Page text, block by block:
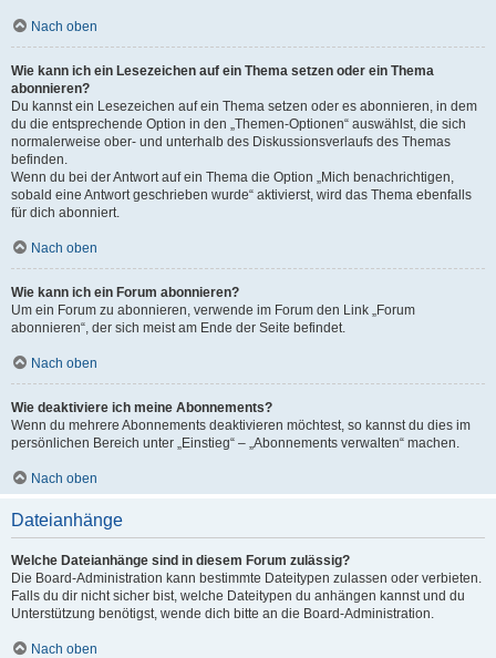
Nach oben
Wie kann ich ein Lesezeichen auf ein Thema setzen oder ein Thema
abonnieren?
Du kannst ein Lesezeichen auf ein Thema setzen oder es abonnieren, in dem
du die entsprechende Option in den „Themen-Optionen“ auswählst, die sich
normalerweise ober- und unterhalb des Diskussionsverlaufs des Themas
befinden.
Wenn du bei der Antwort auf ein Thema die Option „Mich benachrichtigen,
sobald eine Antwort geschrieben wurde“ aktivierst, wird das Thema ebenfalls
für dich abonniert.
Nach oben
Wie kann ich ein Forum abonnieren?
Um ein Forum zu abonnieren, verwende im Forum den Link „Forum
abonnieren“, der sich meist am Ende der Seite befindet.
Nach oben
Wie deaktiviere ich meine Abonnements?
Wenn du mehrere Abonnements deaktivieren möchtest, so kannst du dies im
persönlichen Bereich unter „Einstieg“ – „Abonnements verwalten“ machen.
Nach oben
Dateianhänge
Welche Dateianhänge sind in diesem Forum zulässig?
Die Board-Administration kann bestimmte Dateitypen zulassen oder verbieten.
Falls du dir nicht sicher bist, welche Dateitypen du anhängen kannst und du
Unterstützung benötigst, wende dich bitte an die Board-Administration.
Nach oben